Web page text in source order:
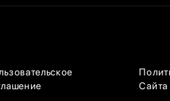
Сайта